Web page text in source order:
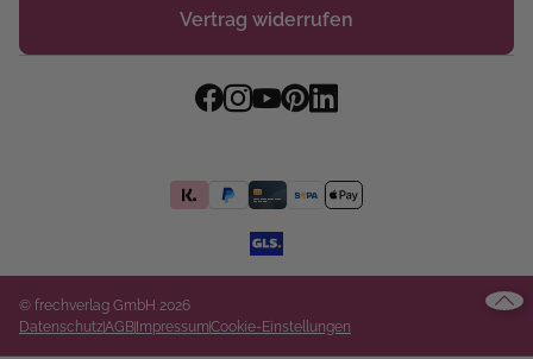
Vertrag widerrufen
© frechverlag GmbH 2026
DatenschutzAGB ImpressumCookie-Einstellungen